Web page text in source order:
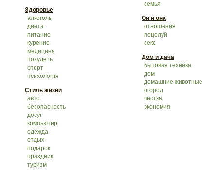
Здоровье
алкоголь
диета
питание
курение
медицина
похудеть
спорт
психология
Стиль жизни
авто
безопасность
досуг
компьютер
одежда
отдых
подарок
праздник
туризм
семья
Он и она
отношения
поцелуй
секс
Дом и дача
бытовая техника
дом
домашние животные
огород
чистка
экономия